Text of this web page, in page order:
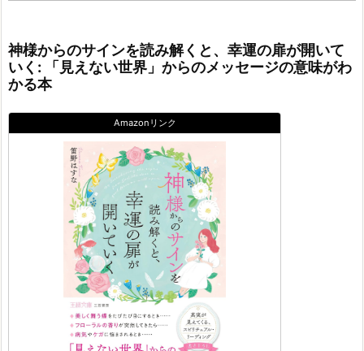
神様からのサインを読み解くと、幸運の扉が開いて
いく: 「見えない世界」からのメッセージの意味がわ
かる本
Amazonリンク